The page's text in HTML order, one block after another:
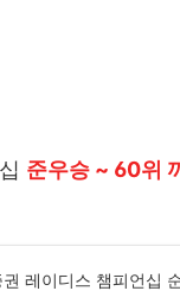
준우승 ~ 60위